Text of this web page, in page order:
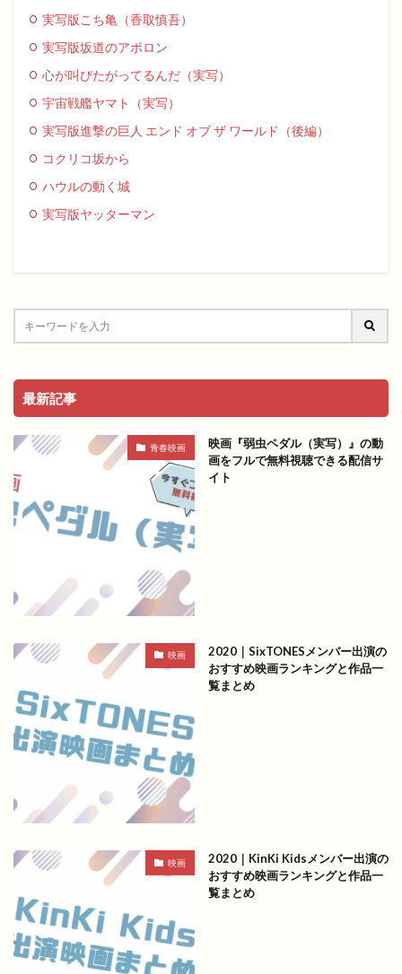
実写版こち亀（香取慎吾）
実写版坂道のアポロン
心が叫びたがってるんだ（実写）
宇宙戦艦ヤマト（実写）
実写版進撃の巨人 エンド オブ ザ ワールド（後編）
コクリコ坂から
ハウルの動く城
実写版ヤッターマン
最新記事
青春映画
映画『弱虫ペダル（実写）』の動
画をフルで無料視聴できる配信サ
イト
映画
2020｜SixTONESメンバー出演の
おすすめ映画ランキングと作品一
覧まとめ
映画
2020｜KinKi Kidsメンバー出演の
おすすめ映画ランキングと作品一
覧まとめ